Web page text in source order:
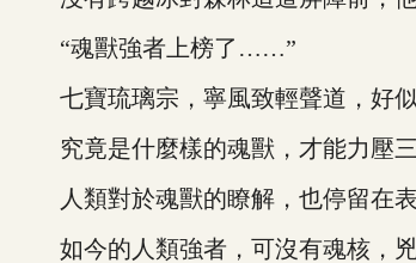
“魂獸強者上榜了……”
七寶琉璃宗，寧風致輕聲道，好似
究竟是什麼樣的魂獸，才能力壓三
人類對於魂獸的瞭解，也停留在表
如今的人類強者，可沒有魂核，兇